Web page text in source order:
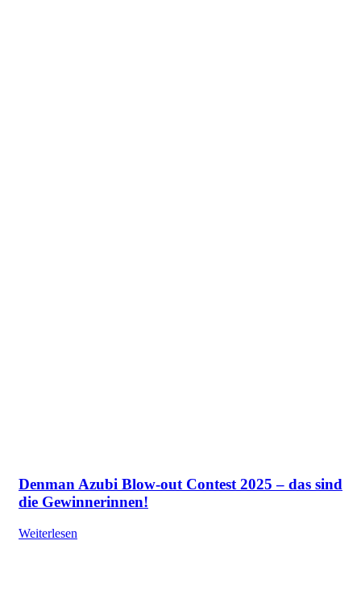
Denman Azubi Blow-out Contest 2025 – das sind
die Gewinnerinnen!
Weiterlesen